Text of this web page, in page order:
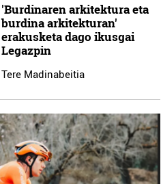
'Burdinaren arkitektura eta
burdina arkitekturan'
erakusketa dago ikusgai
Legazpin
Tere Madinabeitia